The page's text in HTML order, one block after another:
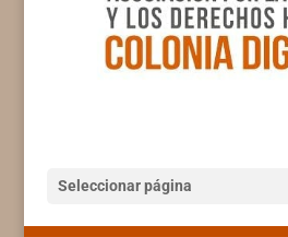
Seleccionar página